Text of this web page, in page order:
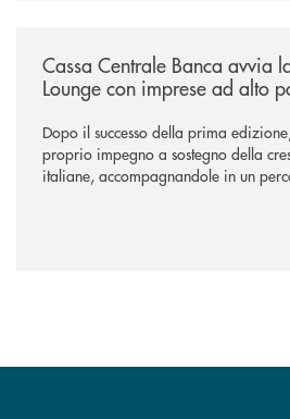
Cassa Centrale Banca avvia
Lounge con imprese ad alto
Dopo il successo della prima
proprio impegno a sostegno della
italiane, accompagnandole in un